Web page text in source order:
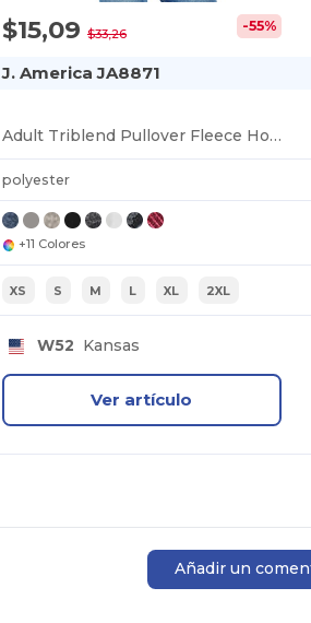
$15,09 $33,26 -55%
J. America JA8871
Adult Triblend Pullover Fleece Hooded Sweatshirt
polyester
+11 Colores
XS S M L XL 2XL
W52 Kansas
Ver artículo
Añadir un